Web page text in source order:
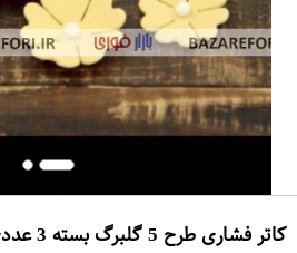
کاتر فشاری طرح 5 گلبرگ بسته 3 عددی